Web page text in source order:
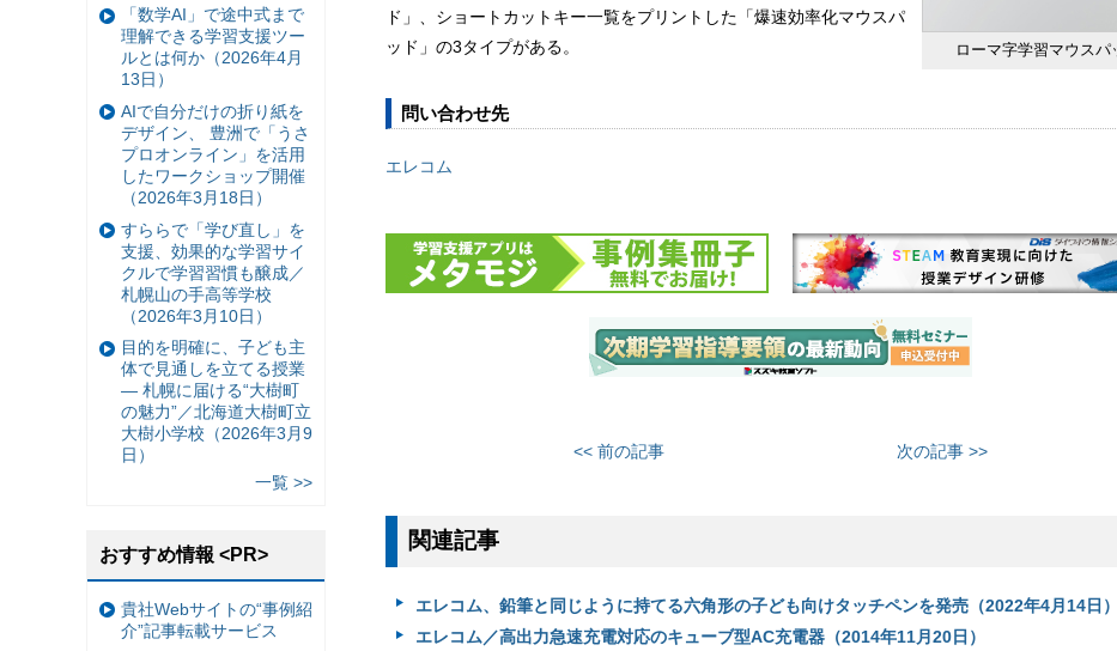
ローマ字学習マウスパ
ド」、ショートカットキー一覧をプリントした「爆速効率化マウスパ
ッド」の3タイプがある。
問い合わせ先
エレコム
<< 前の記事 次の記事 >>
関連記事
エレコム、鉛筆と同じように持てる六角形の子ども向けタッチペンを発売（2022年4月14日）
エレコム／高出力急速充電対応のキューブ型AC充電器（2014年11月20日）
「数学AI」で途中式まで
理解できる学習支援ツー
ルとは何か（2026年4月
13日）
AIで自分だけの折り紙を
デザイン、 豊洲で「うさ
プロオンライン」を活用
したワークショップ開催
（2026年3月18日）
すららで「学び直し」を
支援、効果的な学習サイ
クルで学習習慣も醸成／
札幌山の手高等学校
（2026年3月10日）
目的を明確に、子ども主
体で見通しを立てる授業
— 札幌に届ける“大樹町
の魅力”／北海道大樹町立
大樹小学校（2026年3月9
日）
一覧 >>
おすすめ情報 <PR>
貴社Webサイトの“事例紹
介”記事転載サービス